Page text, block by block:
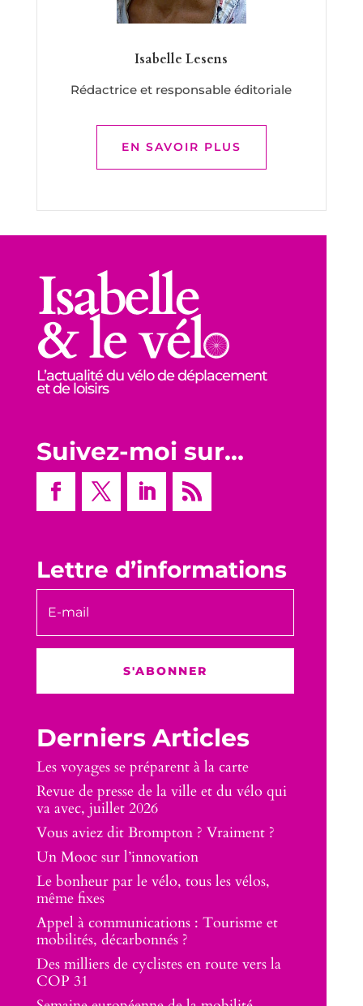
Isabelle Lesens
Rédactrice et responsable éditoriale
EN SAVOIR PLUS
L’actualité du vélo de déplacement
et de loisirs
Suivez-moi sur…
Lettre d’informations
S'ABONNER
Derniers Articles
Les voyages se préparent à la carte
Revue de presse de la ville et du vélo qui
va avec, juillet 2026
Vous aviez dit Brompton ? Vraiment ?
Un Mooc sur l’innovation
Le bonheur par le vélo, tous les vélos,
même fixes
Appel à communications : Tourisme et
mobilités, décarbonnés ?
Des milliers de cyclistes en route vers la
COP 31